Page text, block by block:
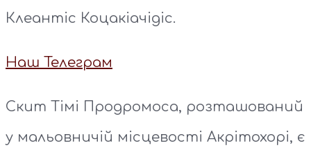
Клеантіс Коцакіачідіс.
Наш Телеграм
Скит Тімі Продромоса, розташований
у мальовничій місцевості Акрітохорі, є